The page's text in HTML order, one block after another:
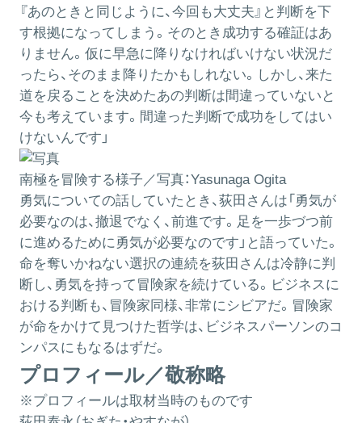
『あのときと同じように、今回も大丈夫』と判断を下
す根拠になってしまう。そのとき成功する確証はあ
りません。仮に早急に降りなければいけない状況だ
ったら、そのまま降りたかもしれない。しかし、来た
道を戻ることを決めたあの判断は間違っていないと
今も考えています。間違った判断で成功をしてはい
けないんです」
南極を冒険する様子／写真：Yasunaga Ogita
勇気についての話していたとき、荻田さんは「勇気が
必要なのは、撤退でなく、前進です。足を一歩づつ前
に進めるために勇気が必要なのです」と語っていた。
命を奪いかねない選択の連続を荻田さんは冷静に判
断し、勇気を持って冒険家を続けている。ビジネスに
おける判断も、冒険家同様、非常にシビアだ。冒険家
が命をかけて見つけた哲学は、ビジネスパーソンのコ
ンパスにもなるはずだ。
プロフィール／敬称略
※プロフィールは取材当時のものです